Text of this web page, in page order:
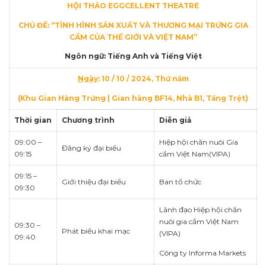
HỘI THẢO EGGCELLENT THEATRE
CHỦ ĐỀ: “TÌNH HÌNH SẢN XUẤT VÀ THƯƠNG MẠI TRỨNG GIA
CẦM CỦA THẾ GIỚI VÀ VIỆT NAM”
Ngôn ngữ: Tiếng Anh và Tiếng Việt
Ngày: 10 / 10 / 2024, Thứ năm
(Khu Gian Hàng Trứng | Gian hàng BF14, Nhà B1, Tầng Trệt)
Thời gian Chương trình Diễn giả
09:00 –
09:15
Đăng ký đại biểu
Hiệp hội chăn nuôi Gia
cầm Việt Nam(VIPA)
09:15 –
09:30
Giới thiệu đại biểu Ban tổ chức
09:30 –
09:40
Phát biểu khai mạc
Lãnh đạo Hiệp hội chăn
nuôi gia cầm Việt Nam
(VIPA)
Công ty Informa Markets